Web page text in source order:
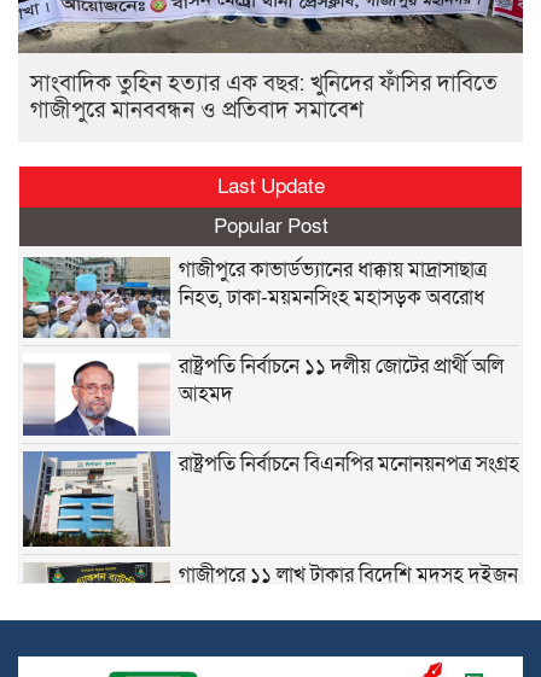
সাংবাদিক তুহিন হত্যার এক বছর: খুনিদের ফাঁসির দাবিতে
গাজীপুরে মানববন্ধন ও প্রতিবাদ সমাবেশ
Last Update
Popular Post
গাজীপুরে কাভার্ডভ্যানের ধাক্কায় মাদ্রাসাছাত্র
নিহত, ঢাকা-ময়মনসিংহ মহাসড়ক অবরোধ
রাষ্ট্রপতি নির্বাচনে ১১ দলীয় জোটের প্রার্থী অলি
আহমদ
রাষ্ট্রপতি নির্বাচনে বিএনপির মনোনয়নপত্র সংগ্রহ
গাজীপুরে ১১ লাখ টাকার বিদেশি মদসহ দুইজন